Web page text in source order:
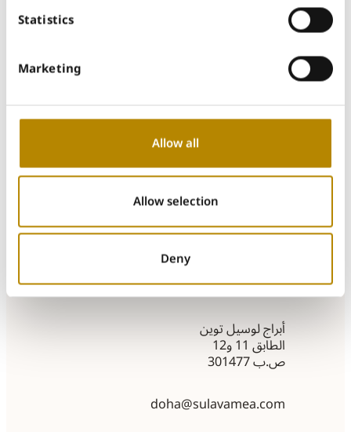
Statistics
Marketing
Allow all
Allow selection
Deny
Tel: +968 911 18107
muscat@sulavamea.com
استكشف موقعنا
قطر – الدوحة
أبراج لوسيل توين
الطابق 11 و12
ص.ب 301477
doha@sulavamea.com